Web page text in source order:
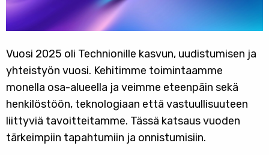
Vuosi 2025 oli Technionille kasvun, uudistumisen ja
yhteistyön vuosi. Kehitimme toimintaamme
monella osa-alueella ja veimme eteenpäin sekä
henkilöstöön, teknologiaan että vastuullisuuteen
liittyviä tavoitteitamme. Tässä katsaus vuoden
tärkeimpiin tapahtumiin ja onnistumisiin.